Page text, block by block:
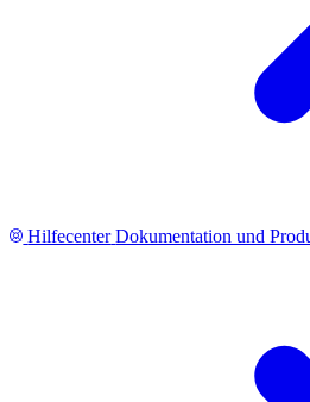
Hilfecenter Dokumentation und